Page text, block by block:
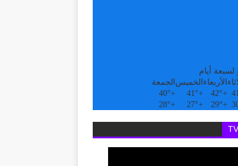
لسبعة أيام
الأربعاء الخميس الجمعة
+
42°
+
41°
+
40°
+
29°
+
27°
+
28°